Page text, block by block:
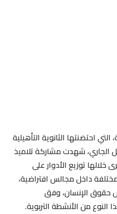
احتضنتها الثانوية التأهيلية
يومي 24 و25 أبريل الجاري، شهدت مشاركة تلاميذ
توزيع الأدوار على
داخل مجالس افتراضية،
حقوق الإنسان، وفق
من الأنشطة التربوية.